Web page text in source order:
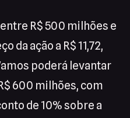
R$ 500 milhões e
da ação a R$ 11,72,
poderá levantar
600 milhões, com
de 10% sobre a